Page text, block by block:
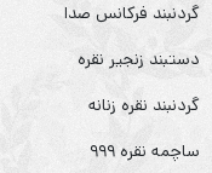
گردنبند فرکانس صدا
دستبند زنجیر نقره
گردنبند نقره زنانه
ساچمه نقره ۹۹۹